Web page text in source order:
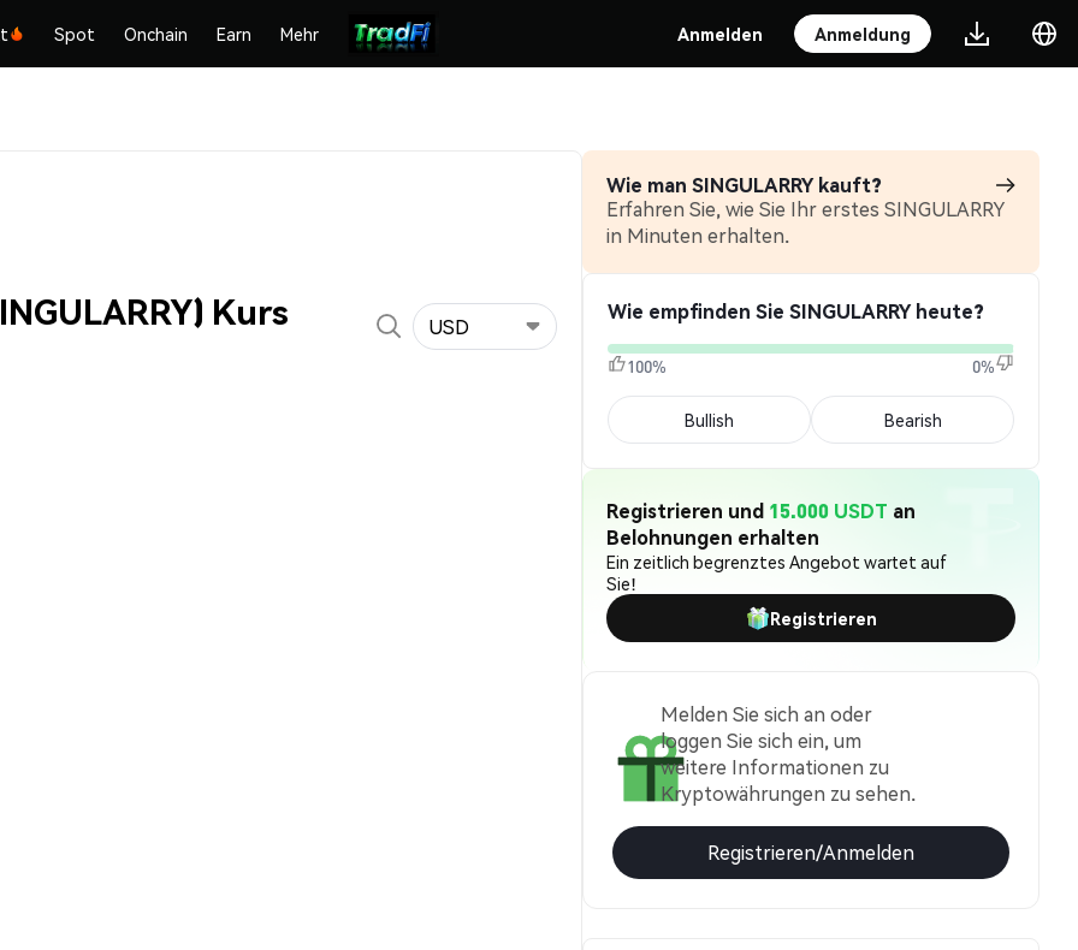
Spot Onchain Earn Mehr Anmelden Anmeldung
Kurs USD
Wie man SINGULARRY kauft?
Erfahren Sie, wie Sie Ihr erstes SINGULARRY
in Minuten erhalten.
Wie empfinden Sie SINGULARRY heute?
100% 0%
Bullish Bearish
Registrieren und 15.000 USDT an
Belohnungen erhalten
Ein zeitlich begrenztes Angebot wartet auf
Sie!
Registrieren
Melden Sie sich an oder
loggen Sie sich ein, um
weitere Informationen zu
Kryptowährungen zu sehen.
Registrieren/Anmelden